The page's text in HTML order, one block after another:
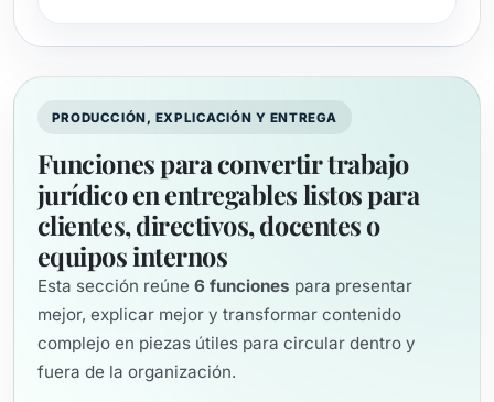
PRODUCCIÓN, EXPLICACIÓN Y ENTREGA
Funciones para convertir trabajo
jurídico en entregables listos para
clientes, directivos, docentes o
equipos internos
Esta sección reúne 6 funciones para presentar
mejor, explicar mejor y transformar contenido
complejo en piezas útiles para circular dentro y
fuera de la organización.